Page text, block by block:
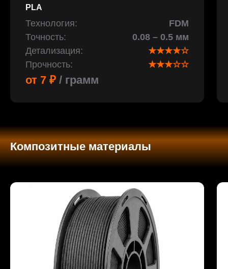
PLA
Технология:
FDM
Точность:
0.08 – 0.5 мм
Детализация:
★★★★☆
Прочность:
★★★☆☆
от 7 ₽ / грамм
Композитные материалы